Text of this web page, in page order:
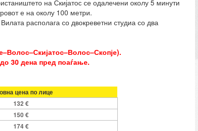
на Скијатос се одалечени околу 5 минути
е на околу 100 метри.
располага со двокреветни студиа со два
30 дена пред поаѓање.
цена по лице
132 €
150 €
174 €